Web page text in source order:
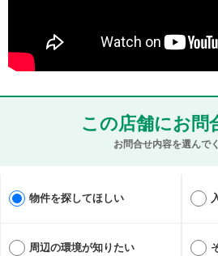
この店舗にお問
お問合せ内容を選んで
物件を探してほしい
周辺の環境が知りたい